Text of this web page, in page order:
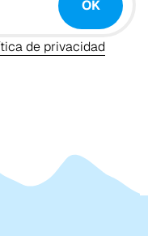
OK
de privacidad